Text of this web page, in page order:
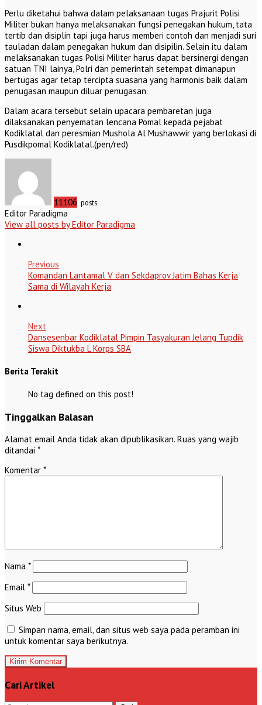
Perlu diketahui bahwa dalam pelaksanaan tugas Prajurit Polisi
Militer bukan hanya melaksanakan fungsi penegakan hukum, tata
tertib dan disiplin tapi juga harus memberi contoh dan menjadi suri
tauladan dalam penegakan hukum dan disipilin. Selain itu dalam
melaksanakan tugas Polisi Militer harus dapat bersinergi dengan
satuan TNI lainya, Polri dan pemerintah setempat dimanapun
bertugas agar tetap tercipta suasana yang harmonis baik dalam
penugasan maupun diluar penugasan.
Dalam acara tersebut selain upacara pembaretan juga
dilaksanakan penyematan lencana Pomal kepada pejabat
Kodiklatal dan peresmian Mushola Al Mushawwir yang berlokasi di
Pusdikpomal Kodiklatal.(pen/red)
11106 posts
Editor Paradigma
View all posts by Editor Paradigma
Previous
Komandan Lantamal V dan Sekdaprov Jatim Bahas Kerja
Sama di Wilayah Kerja
Next
Dansesenbar Kodiklatal Pimpin Tasyakuran Jelang Tupdik
Siswa Diktukba L Korps SBA
Berita Terakit
No tag defined on this post!
Tinggalkan Balasan
Alamat email Anda tidak akan dipublikasikan. Ruas yang wajib
ditandai *
Komentar *
Nama *
Email *
Situs Web
Simpan nama, email, dan situs web saya pada peramban ini
untuk komentar saya berikutnya.
Cari Artikel